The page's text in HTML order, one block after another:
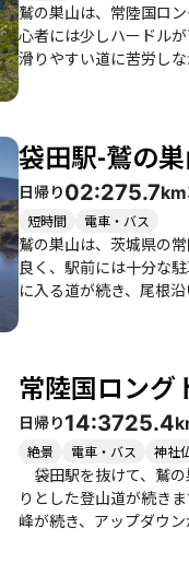
鷲の巣山は、常陸国ロ
心者には少しハードル
滑りやすい道に苦労しながらも、
元グルメを楽しむこともで
手ぬぐいを求める登山
友人や家族と一緒に訪
袋田駅-鷲の
日帰り02:275.7km
短時間 電車・バス
鷲の巣山は、茨城県の
良く、駅前には十分な
に入る道が続き、尾根沿いの
す。春にはイワウチワ
は注意が必要です。 周辺には、温泉や道の駅もあり、登山後には地元のグルメを楽しむこともできます。特に、道の駅かわプラザでは、地
元の特産品を手に入れ
成感を得られる素晴ら
常陸国ロング
日帰り14:3725.4
絶景 電車・バス 神社
袋田駅を抜けて、鷲
りとした登山道が続き
峰が続き、アップダウンが